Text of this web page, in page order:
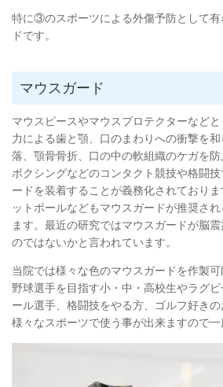
特に③のスポーツによる外傷予防として有
ドです。
マウスガード
マウスピースやマウスプロテクターなど
力による歯と顎、口のまわりへの衝撃を
落、顎骨骨折、口の中の軟組織のケガを
ボクシングなどのコンタクト競技や格闘
ードを装着することが義務化されており
ットボールなどもマウスガードが推奨さ
ます。最近の研究ではマウスガードが脳
のではないかと言われています。
当院では様々な色のマウスガードを作製可
野球選手を目指す小・中・高校生やラグ
ール選手、格闘技をやる方、ゴルフ好きの
様々なスポーツで使う事が出来ますので一